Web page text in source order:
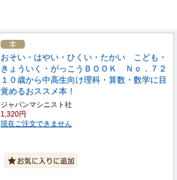
おそい・はやい・ひくい・たかい こども・
きょういく・がっこうＢＯＯＫ Ｎｏ．７２
１０歳から中高生向け理科・算数・数学に目
覚めるおススメ本！
ジャパンマシニスト社
1,320円
現在ご注文できません